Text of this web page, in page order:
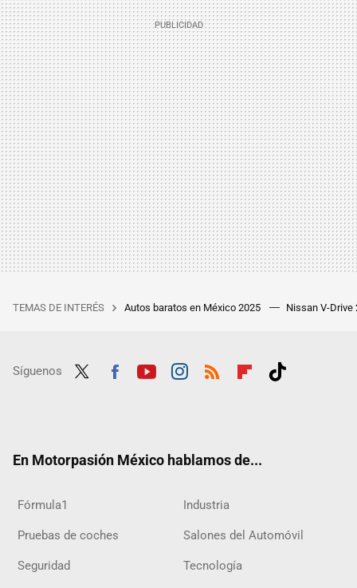
TEMAS DE INTERÉS Autos baratos en México 2025 Nissan V-Drive
Síguenos
En Motorpasión México hablamos de...
Fórmula1 Industria
Pruebas de coches Salones del Automóvil
Seguridad Tecnología